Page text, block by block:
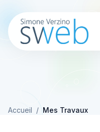
Accueil / Mes Travaux